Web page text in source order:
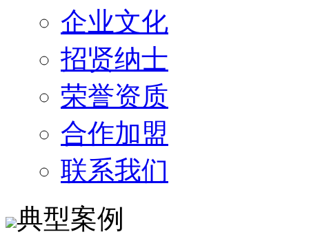
企业文化
招贤纳士
荣誉资质
合作加盟
联系我们
典型案例